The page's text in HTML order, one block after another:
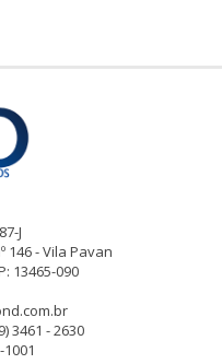
J
146 - Vila Pavan
13465-090
3461 - 2630